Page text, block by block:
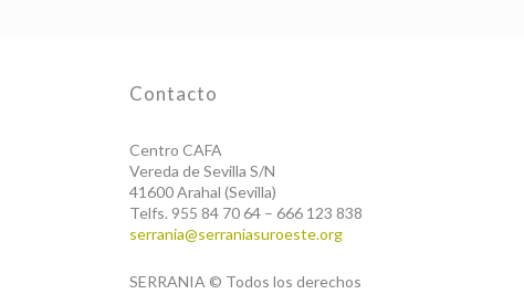
Contacto
Centro CAFA
Vereda de Sevilla S/N
41600 Arahal (Sevilla)
Telfs. 955 84 70 64 – 666 123 838
serrania@serraniasuroeste.org
SERRANIA © Todos los derechos